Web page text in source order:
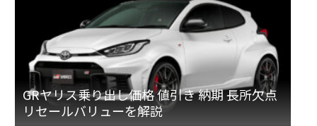
GRヤリス乗り出し価格 値引き 納期 長所欠点
リセールバリューを解説